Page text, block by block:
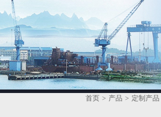
首页 > 产品 > 定制产品